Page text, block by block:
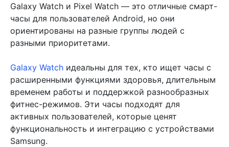
Galaxy Watch и Pixel Watch — это отличные смарт-
часы для пользователей Android, но они
ориентированы на разные группы людей с
разными приоритетами.
Galaxy Watch идеальны для тех, кто ищет часы с
расширенными функциями здоровья, длительным
временем работы и поддержкой разнообразных
фитнес-режимов. Эти часы подходят для
активных пользователей, которые ценят
функциональность и интеграцию с устройствами
Samsung.